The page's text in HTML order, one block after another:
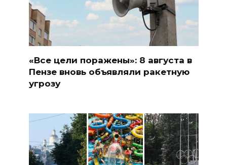
«Все цели поражены»: 8 августа в
Пензе вновь объявляли ракетную
угрозу